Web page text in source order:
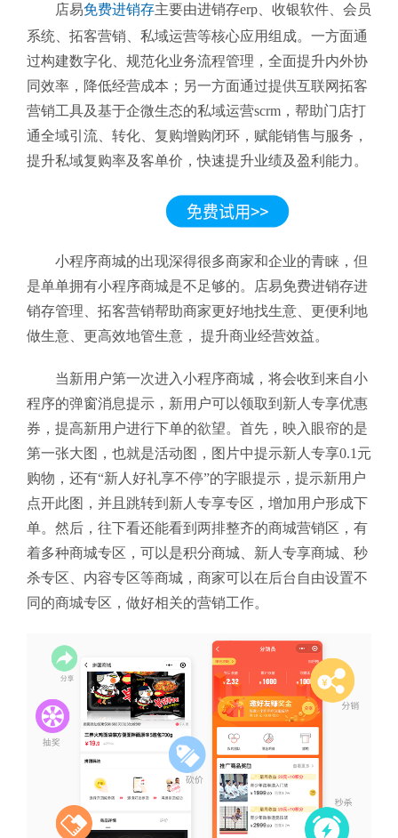
店易免费进销存主要由进销存erp、收银软件、会员
系统、拓客营销、私域运营等核心应用组成。一方面通
过构建数字化、规范化业务流程管理，全面提升内外协
同效率，降低经营成本；另一方面通过提供互联网拓客
营销工具及基于企微生态的私域运营scrm，帮助门店打
通全域引流、转化、复购增购闭环，赋能销售与服务，
提升私域复购率及客单价，快速提升业绩及盈利能力。
小程序商城的出现深得很多商家和企业的青睐，但
是单单拥有小程序商城是不足够的。店易免费进销存进
销存管理、拓客营销帮助商家更好地找生意、更便利地
做生意、更高效地管生意， 提升商业经营效益。
当新用户第一次进入小程序商城，将会收到来自小
程序的弹窗消息提示，新用户可以领取到新人专享优惠
券，提高新用户进行下单的欲望。首先，映入眼帘的是
第一张大图，也就是活动图，图片中提示新人专享0.1元
购物，还有“新人好礼享不停”的字眼提示，提示新用户
点开此图，并且跳转到新人专享专区，增加用户形成下
单。然后，往下看还能看到两排整齐的商城营销区，有
着多种商城专区，可以是积分商城、新人专享商城、秒
杀专区、内容专区等商城，商家可以在后台自由设置不
同的商城专区，做好相关的营销工作。